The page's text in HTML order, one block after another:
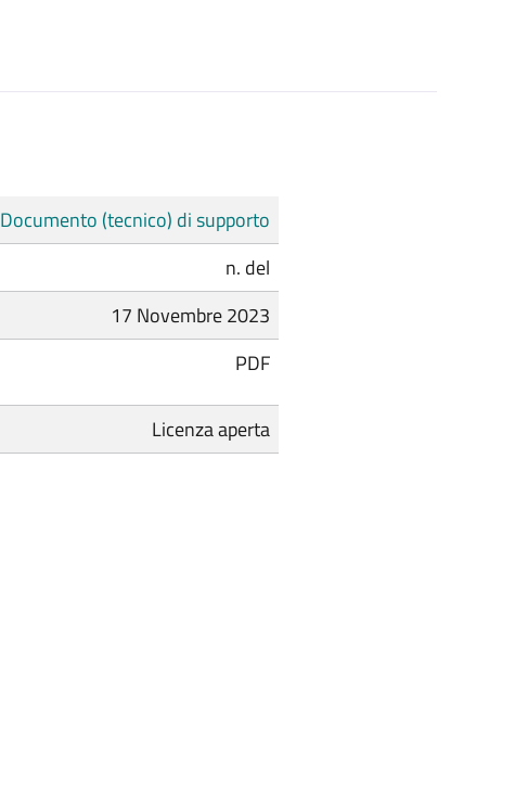
Documento (tecnico) di supporto
n. del
17 Novembre 2023
PDF
Licenza aperta